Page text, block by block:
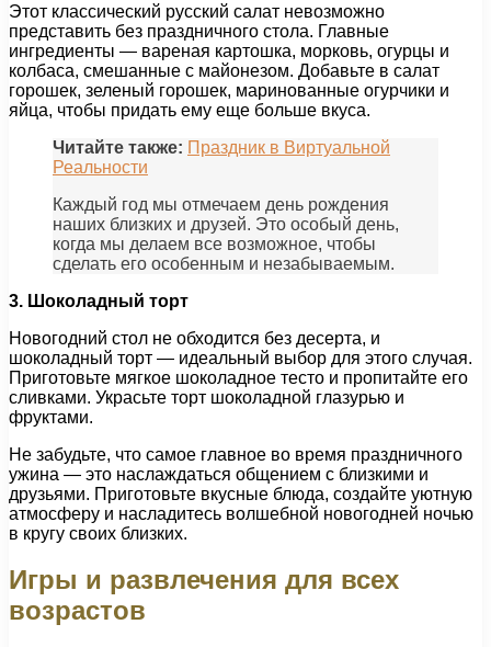
Этот классический русский салат невозможно
представить без праздничного стола. Главные
ингредиенты — вареная картошка, морковь, огурцы и
колбаса, смешанные с майонезом. Добавьте в салат
горошек, зеленый горошек, маринованные огурчики и
яйца, чтобы придать ему еще больше вкуса.
Читайте также: Праздник в Виртуальной
Реальности
Каждый год мы отмечаем день рождения
наших близких и друзей. Это особый день,
когда мы делаем все возможное, чтобы
сделать его особенным и незабываемым.
3. Шоколадный торт
Новогодний стол не обходится без десерта, и
шоколадный торт — идеальный выбор для этого случая.
Приготовьте мягкое шоколадное тесто и пропитайте его
сливками. Украсьте торт шоколадной глазурью и
фруктами.
Не забудьте, что самое главное во время праздничного
ужина — это наслаждаться общением с близкими и
друзьями. Приготовьте вкусные блюда, создайте уютную
атмосферу и насладитесь волшебной новогодней ночью
в кругу своих близких.
Игры и развлечения для всех
возрастов